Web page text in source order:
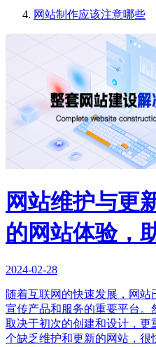
网站制作应该注意哪些
网站维护与更
的网站体验，
2024-02-28
随着互联网的快速发展，网站
宣传产品和服务的重要平台。
取决于初次的创建和设计，
个缺乏维护和更新的网站，很